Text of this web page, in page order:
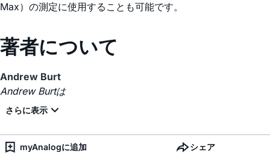
Max）の測定に使用することも可能です。
著者について
Andrew Burt
Andrew Burtは
myAnalogに追加 シェア